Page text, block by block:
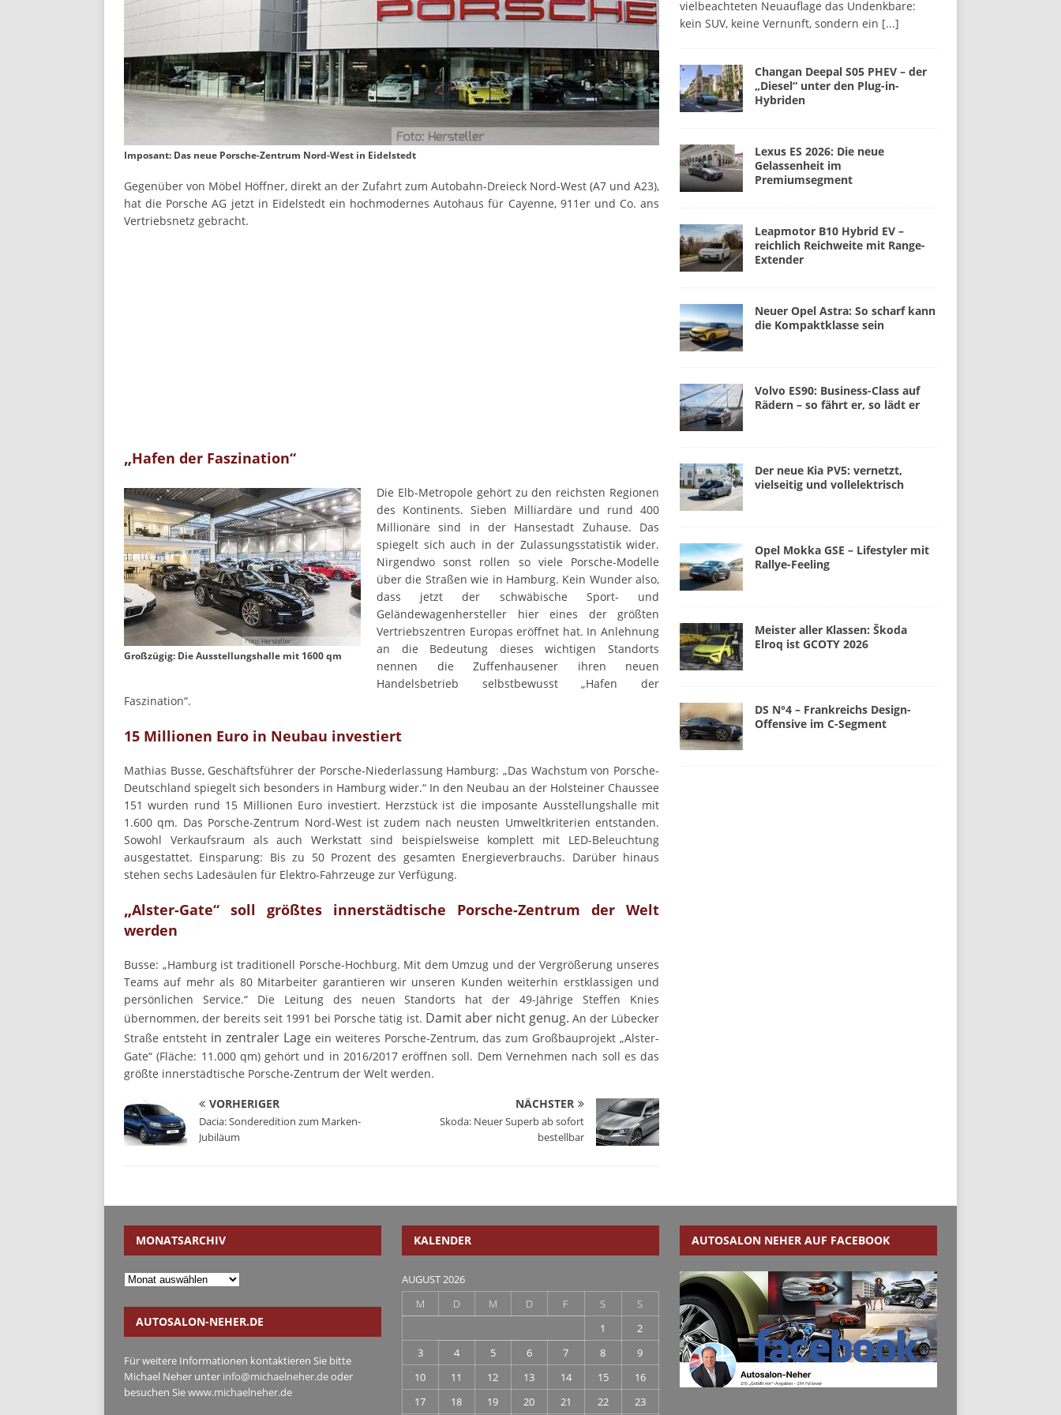
Imposant: Das neue Porsche-Zentrum Nord-West in Eidelstedt
Gegenüber von Möbel Höffner, direkt an der Zufahrt zum Autobahn-Dreieck Nord-West (A7 und A23),
hat die Porsche AG jetzt in Eidelstedt ein hochmodernes Autohaus für Cayenne, 911er und Co. ans
Vertriebsnetz gebracht.
„Hafen der Faszination“
Großzügig: Die Ausstellungshalle mit 1600 qm
Die Elb-Metropole gehört zu den reichsten Regionen
des Kontinents. Sieben Milliardäre und rund 400
Millionäre sind in der Hansestadt Zuhause. Das
spiegelt sich auch in der Zulassungsstatistik wider.
Nirgendwo sonst rollen so viele Porsche-Modelle
über die Straßen wie in Hamburg. Kein Wunder also,
dass jetzt der schwäbische Sport- und
Geländewagenhersteller hier eines der größten
Vertriebszentren Europas eröffnet hat. In Anlehnung
an die Bedeutung dieses wichtigen Standorts
nennen die Zuffenhausener ihren neuen
Handelsbetrieb selbstbewusst „Hafen der
Faszination“.
15 Millionen Euro in Neubau investiert
Mathias Busse, Geschäftsführer der Porsche-Niederlassung Hamburg: „Das Wachstum von Porsche-
Deutschland spiegelt sich besonders in Hamburg wider.“ In den Neubau an der Holsteiner Chaussee
151 wurden rund 15 Millionen Euro investiert. Herzstück ist die imposante Ausstellungshalle mit
1.600 qm. Das Porsche-Zentrum Nord-West ist zudem nach neusten Umweltkriterien entstanden.
Sowohl Verkaufsraum als auch Werkstatt sind beispielsweise komplett mit LED-Beleuchtung
ausgestattet. Einsparung: Bis zu 50 Prozent des gesamten Energieverbrauchs. Darüber hinaus
stehen sechs Ladesäulen für Elektro-Fahrzeuge zur Verfügung.
„Alster-Gate“ soll größtes innerstädtische Porsche-Zentrum der Welt
werden
Busse: „Hamburg ist traditionell Porsche-Hochburg. Mit dem Umzug und der Vergrößerung unseres
Teams auf mehr als 80 Mitarbeiter garantieren wir unseren Kunden weiterhin erstklassigen und
persönlichen Service.“ Die Leitung des neuen Standorts hat der 49-Jährige Steffen Knies
übernommen, der bereits seit 1991 bei Porsche tätig ist. Damit aber nicht genug. An der Lübecker
Straße entsteht in zentraler Lageein weiteres Porsche-Zentrum, das zum Großbauprojekt „Alster-
Gate“ (Fläche: 11.000 qm) gehört und in 2016/2017 eröffnen soll. Dem Vernehmen nach soll es das
größte innerstädtische Porsche-Zentrum der Welt werden.
VORHERIGER
Dacia: Sonderedition zum Marken-
Jubiläum
NÄCHSTER
Skoda: Neuer Superb ab sofort
bestellbar
vielbeachteten Neuauflage das Undenkbare:
kein SUV, keine Vernunft, sondern ein [...]
Changan Deepal S05 PHEV – der
„Diesel“ unter den Plug-in-
Hybriden
Lexus ES 2026: Die neue
Gelassenheit im
Premiumsegment
Leapmotor B10 Hybrid EV –
reichlich Reichweite mit Range-
Extender
Neuer Opel Astra: So scharf kann
die Kompaktklasse sein
Volvo ES90: Business-Class auf
Rädern – so fährt er, so lädt er
Der neue Kia PV5: vernetzt,
vielseitig und vollelektrisch
Opel Mokka GSE – Lifestyler mit
Rallye-Feeling
Meister aller Klassen: Škoda
Elroq ist GCOTY 2026
DS N°4 – Frankreichs Design-
Offensive im C-Segment
MONATSARCHIV
AUTOSALON-NEHER.DE
Für weitere Informationen kontaktieren Sie bitte
Michael Neher unter info@michaelneher.deoder
besuchen Siewww.michaelneher.de
KALENDER
AUGUST 2026
M
D M D F S
S
1
2
3
4 5 6 7 8
9
10
11 12 13 14 15
16
17
18 19 20 21 22 23
AUTOSALON NEHER AUF FACEBOOK